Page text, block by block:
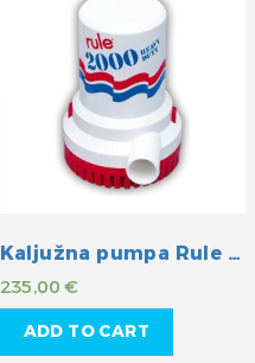
Kaljužna pumpa Rule 2000GPH 24V
235,00€
ADD TO CART